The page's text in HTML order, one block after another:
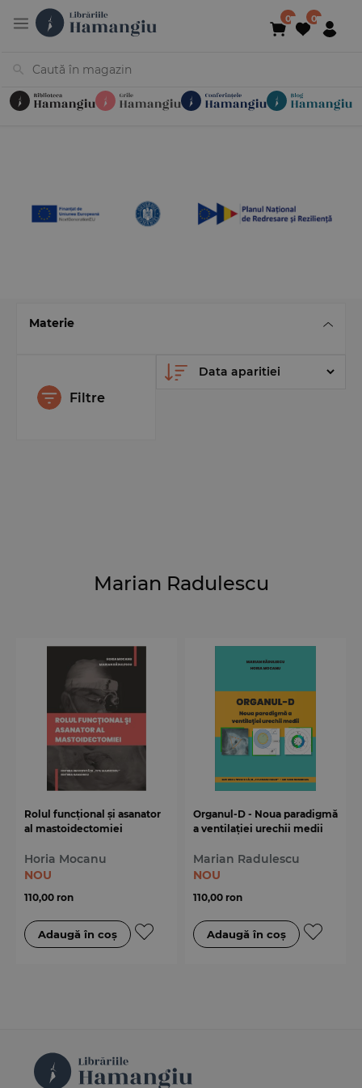
Materie
Filtre
Marian Radulescu
Rolul funcțional și asanator
al mastoidectomiei
Horia Mocanu
NOU
110,00 ron
Organul-D - Noua paradigmă
a ventilației urechii medii
Marian Radulescu
NOU
110,00 ron